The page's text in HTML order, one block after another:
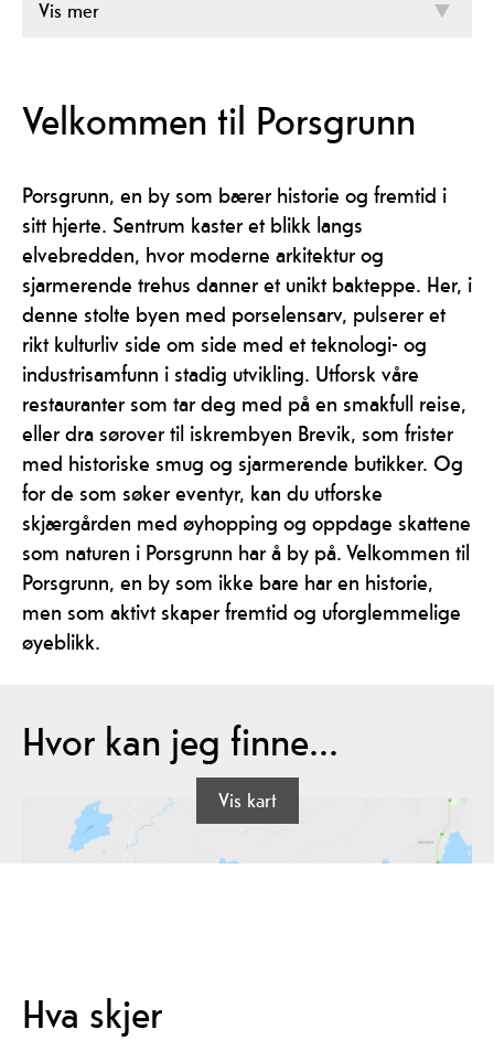
Vis mer
Velkommen til Porsgrunn
Porsgrunn, en by som bærer historie og fremtid i
sitt hjerte. Sentrum kaster et blikk langs
elvebredden, hvor moderne arkitektur og
sjarmerende trehus danner et unikt bakteppe. Her, i
denne stolte byen med porselensarv, pulserer et
rikt kulturliv side om side med et teknologi- og
industrisamfunn i stadig utvikling. Utforsk våre
restauranter som tar deg med på en smakfull reise,
eller dra sørover til iskrembyen Brevik, som frister
med historiske smug og sjarmerende butikker. Og
for de som søker eventyr, kan du utforske
skjærgården med øyhopping og oppdage skattene
som naturen i Porsgrunn har å by på. Velkommen til
Porsgrunn, en by som ikke bare har en historie,
men som aktivt skaper fremtid og uforglemmelige
øyeblikk.
Hvor kan jeg finne...
Vis kart
Hva skjer